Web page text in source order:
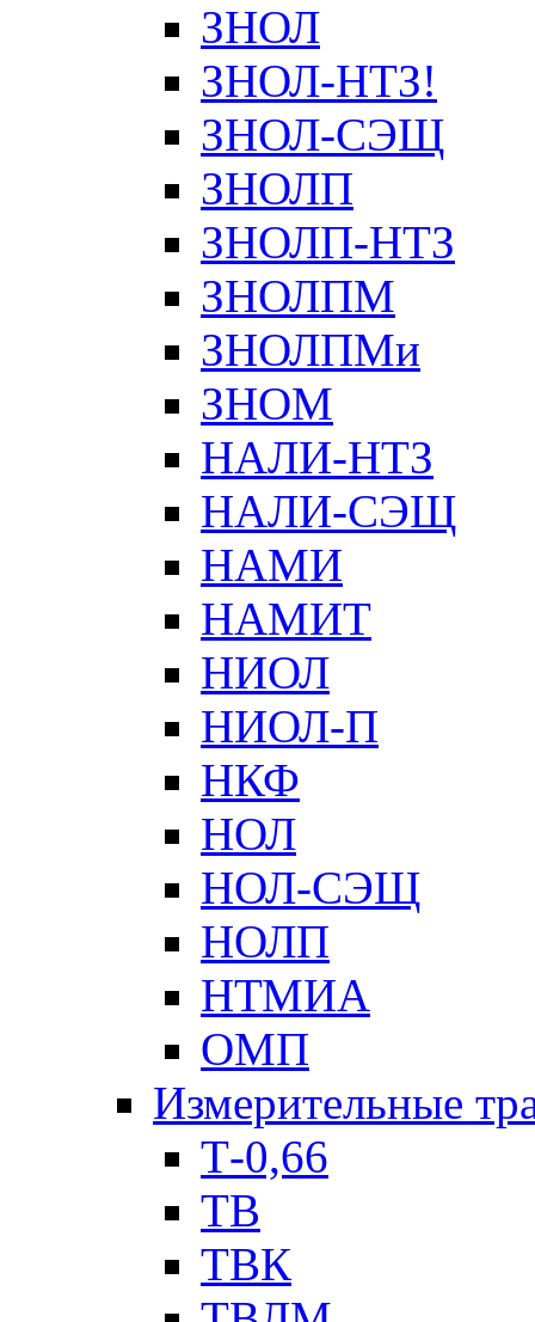
ЗНОЛ
ЗНОЛ-НТЗ!
ЗНОЛ-СЭЩ
ЗНОЛП
ЗНОЛП-НТЗ
ЗНОЛПМ
ЗНОЛПМи
ЗНОМ
НАЛИ-НТЗ
НАЛИ-СЭЩ
НАМИ
НАМИТ
НИОЛ
НИОЛ-П
НКФ
НОЛ
НОЛ-СЭЩ
НОЛП
НТМИА
ОМП
Измерительные
Т-0,66
ТВ
ТВК